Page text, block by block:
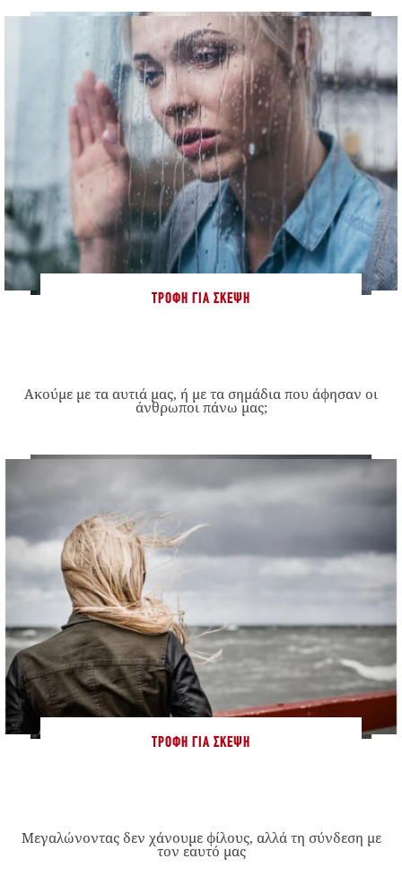
ΤΡΟΦΉ ΓΙΑ ΣΚΈΨΗ
Ακούμε με τα αυτιά μας, ή με τα σημάδια που άφησαν οι
άνθρωποι πάνω μας;
ΤΡΟΦΉ ΓΙΑ ΣΚΈΨΗ
Μεγαλώνοντας δεν χάνουμε φίλους, αλλά τη σύνδεση με
τον εαυτό μας